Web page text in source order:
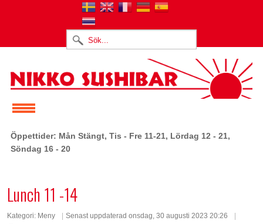
Öppettider: Mån Stängt, Tis - Fre 11-21, Lördag 12 - 21,
Söndag 16 - 20
Lunch 11 -14
Kategori: Meny Senast uppdaterad onsdag, 30 augusti 2023 20:26